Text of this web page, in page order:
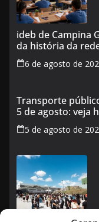
ideb de Campina
da história da
6 de agosto de
Transporte
5 de agosto: veja
5 de agosto de